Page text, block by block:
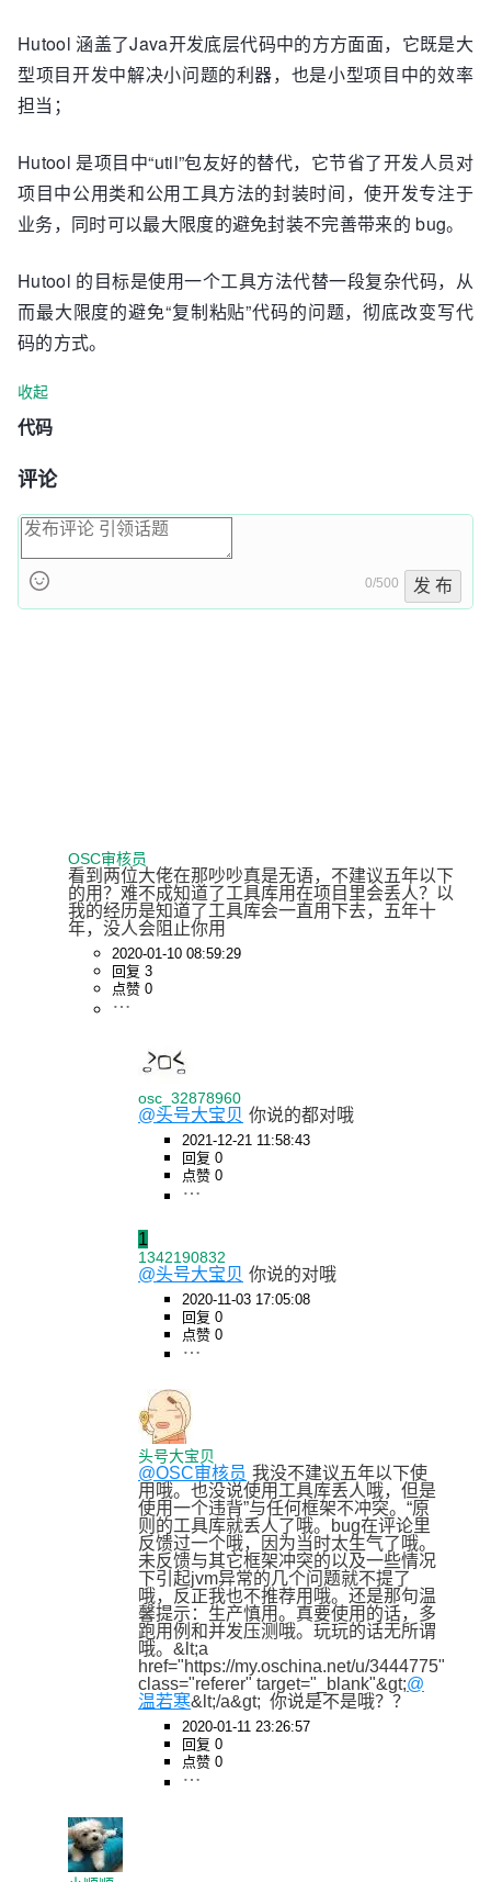
Hutool 涵盖了Java开发底层代码中的方方面面，它既是大
型项目开发中解决小问题的利器，也是小型项目中的效率
担当；
Hutool 是项目中“util”包友好的替代，它节省了开发人员对
项目中公用类和公用工具方法的封装时间，使开发专注于
业务，同时可以最大限度的避免封装不完善带来的 bug。
Hutool 的目标是使用一个工具方法代替一段复杂代码，从
而最大限度的避免“复制粘贴”代码的问题，彻底改变写代
码的方式。
收起
代码
评论
0/500 发 布
OSC审核员
看到两位大佬在那吵吵真是无语，不建议五年以下
的用？难不成知道了工具库用在项目里会丢人？以
我的经历是知道了工具库会一直用下去，五年十
年，没人会阻止你用
2020-01-10 08:59:29
回复 3
点赞 0
osc_32878960
@头号大宝贝 你说的都对哦
2021-12-21 11:58:43
回复 0
点赞 0
1
1342190832
@头号大宝贝 你说的对哦
2020-11-03 17:05:08
回复 0
点赞 0
头号大宝贝
@OSC审核员 我没不建议五年以下使
用哦。也没说使用工具库丢人哦，但是
使用一个违背”与任何框架不冲突。“原
则的工具库就丢人了哦。bug在评论里
反馈过一个哦，因为当时太生气了哦。
未反馈与其它框架冲突的以及一些情况
下引起jvm异常的几个问题就不提了
哦，反正我也不推荐用哦。还是那句温
馨提示：生产慎用。真要使用的话，多
跑用例和并发压测哦。玩玩的话无所谓
哦。&lt;a
href="https://my.oschina.net/u/3444775"
class="referer" target="_blank"&gt;@
温若寒&lt;/a&gt;  你说是不是哦？？
2020-01-11 23:26:57
回复 0
点赞 0